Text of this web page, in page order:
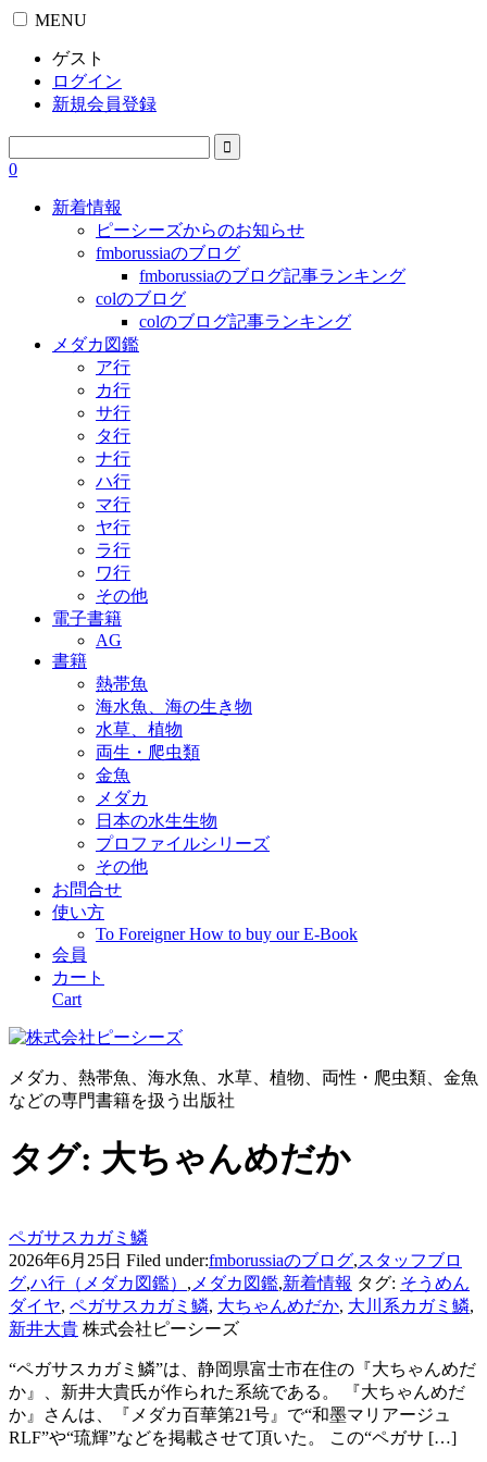
MENU
ゲスト
ログイン
新規会員登録
0
新着情報
ピーシーズからのお知らせ
fmborussiaのブログ
fmborussiaのブログ記事ランキング
colのブログ
colのブログ記事ランキング
メダカ図鑑
ア行
カ行
サ行
タ行
ナ行
ハ行
マ行
ヤ行
ラ行
ワ行
その他
電子書籍
AG
書籍
熱帯魚
海水魚、海の生き物
水草、植物
両生・爬虫類
金魚
メダカ
日本の水生生物
プロファイルシリーズ
その他
お問合せ
使い方
To Foreigner How to buy our E-Book
会員
カート
Cart
メダカ、熱帯魚、海水魚、水草、植物、両性・爬虫類、金魚
などの専門書籍を扱う出版社
タグ: 大ちゃんめだか
ペガサスカガミ鱗
2026年6月25日 Filed under:fmborussiaのブログ,スタッフブロ
グ,ハ行（メダカ図鑑） , メダカ図鑑,新着情報 タグ: そうめん
ダイヤ, ペガサスカガミ鱗, 大ちゃんめだか, 大川系カガミ鱗,
新井大貴 株式会社ピーシーズ
“ペガサスカガミ鱗”は、静岡県富士市在住の『大ちゃんめだ
か』、新井大貴氏が作られた系統である。 『大ちゃんめだ
か』さんは、『メダカ百華第21号』で“和墨マリアージュ
RLF”や“琉輝”などを掲載させて頂いた。 この“ペガサ […]